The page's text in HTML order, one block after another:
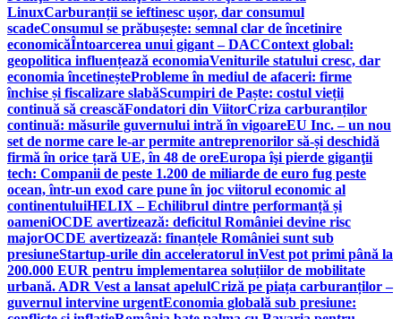
LinuxCarburanții se ieftinesc ușor, dar consumul
scadeConsumul se prăbușește: semnal clar de încetinire
economicăÎntoarcerea unui gigant – DACContext global:
geopolitica influențează economiaVeniturile statului cresc, dar
economia încetineșteProbleme în mediul de afaceri: firme
închise și fiscalizare slabăScumpiri de Paște: costul vieții
continuă să creascăFondatori din ViitorCriza carburanților
continuă: măsurile guvernului intră în vigoareEU Inc. – un nou
set de norme care le-ar permite antreprenorilor să-și deschidă
firmă în orice țară UE, în 48 de oreEuropa îşi pierde giganţii
tech: Companii de peste 1.200 de miliarde de euro fug peste
ocean, într-un exod care pune în joc viitorul economic al
continentuluiHELIX – Echilibrul dintre performanță și
oameniOCDE avertizează: deficitul României devine risc
majorOCDE avertizează: finanțele României sunt sub
presiuneStartup-urile din acceleratorul inVest pot primi până la
200.000 EUR pentru implementarea soluțiilor de mobilitate
urbană. ADR Vest a lansat apelulCriză pe piața carburanților –
guvernul intervine urgentEconomia globală sub presiune: